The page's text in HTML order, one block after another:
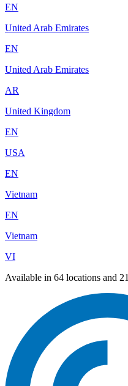
EN
United Arab Emirates
EN
United Arab Emirates
AR
United Kingdom
EN
USA
EN
Vietnam
EN
Vietnam
VI
Available in 64 locations and